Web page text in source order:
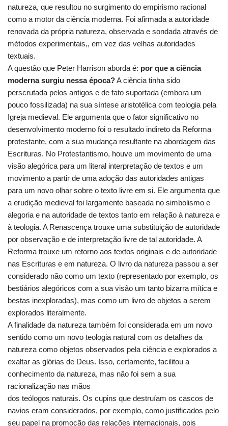
natureza, que resultou no surgimento do empirismo racional
como a motor da ciência moderna. Foi afirmada a autoridade
renovada da própria natureza, observada e sondada através de
métodos experimentais,, em vez das velhas autoridades
textuais.
A questão que Peter Harrison aborda é: por que a ciência
moderna surgiu nessa época?A ciência tinha sido
perscrutada pelos antigos e de fato suportada (embora um
pouco fossilizada) na sua síntese aristotélica com teologia pela
Igreja medieval. Ele argumenta que o fator significativo no
desenvolvimento moderno foi o resultado indireto da Reforma
protestante, com a sua mudança resultante na abordagem das
Escrituras. No Protestantismo, houve um movimento de uma
visão alegórica para um literal interpretação de textos e um
movimento a partir de uma adoção das autoridades antigas
para um novo olhar sobre o texto livre em si. Ele argumenta que
a erudição medieval foi largamente baseada no simbolismo e
alegoria e na autoridade de textos tanto em relação à natureza e
à teologia. A Renascença trouxe uma substituição de autoridade
por observação e de interpretação livre de tal autoridade. A
Reforma trouxe um retorno aos textos originais e de autoridade
nas Escrituras e em natureza. O livro da natureza passou a ser
considerado não como um texto (representado por exemplo, os
bestiários alegóricos com a sua visão um tanto bizarra mítica e
bestas inexploradas), mas como um livro de objetos a serem
explorados literalmente.
A finalidade da natureza também foi considerada em um novo
sentido como um novo teologia natural com os detalhes da
natureza como objetos observados pela ciência e explorados a
exaltar as glórias de Deus. Isso, certamente, facilitou a
conhecimento da natureza, mas não foi sem a sua
racionalização nas mãos
dos teólogos naturais. Os cupins que destruíam os cascos de
navios eram considerados, por exemplo, como justificados pelo
seu papel na promoção das relações internacionais, pois